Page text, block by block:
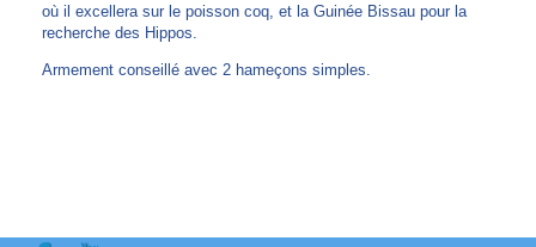
où il excellera sur le poisson coq, et la Guinée Bissau pour la
recherche des Hippos.
Armement conseillé avec 2 hameçons simples.